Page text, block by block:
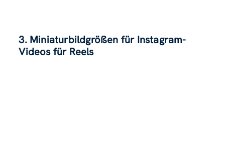
3. Miniaturbildgrößen für Instagram-
Videos fürReels